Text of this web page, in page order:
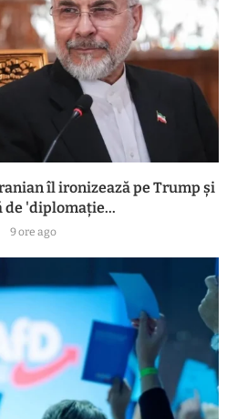
îl ironizează pe Trump și
de 'diplomație...
9 ore ago